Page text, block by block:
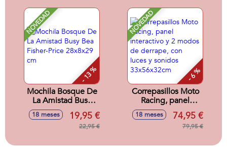
NOVEDAD
- 13 %
Mochila Bosque De
La Amistad Busy
Bea Fisher-Price
28x8x29 cm
18 meses 19,95 €
22,95 €
NOVEDAD
- 6 %
Correpasillos Moto
Racing, panel
interactivo y 2
modos de derrape,
con luces y sonidos
18 meses 74,95 €
79,95 €